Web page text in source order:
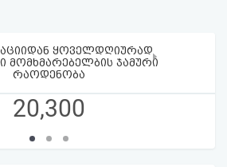
ყოველდღიურად
მომხმარებელბის ჯამური
რაოდენობა
20,300
›